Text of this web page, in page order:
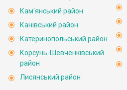
Кам'янський район
Канівський район
Катеринопольський район
Корсунь-Шевченківський
район
Лисянський район